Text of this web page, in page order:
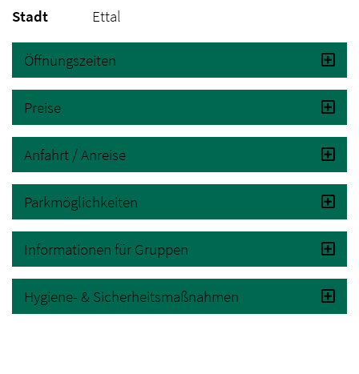
Stadt
Ettal
Öffnungszeiten
Preise
Anfahrt / Anreise
Parkmöglichkeiten
Informationen für Gruppen
Hygiene- & Sicherheitsmaßnahmen